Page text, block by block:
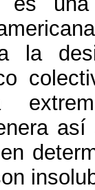
la
así